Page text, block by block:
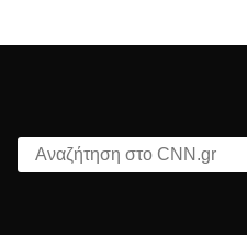
Αναζήτηση στο CNN.gr